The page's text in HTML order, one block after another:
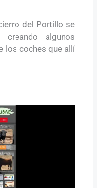
del Portillo se
algunos
los coches que allí